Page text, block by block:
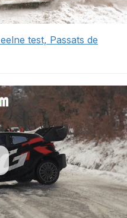
test, Passats de